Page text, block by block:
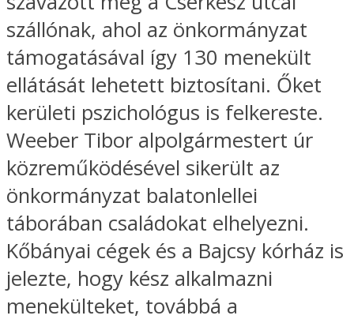
szállónak, ahol az önkormányzat
támogatásával így 130 menekült
ellátását lehetett biztosítani. Őket
kerületi pszichológus is felkereste.
Weeber Tibor alpolgármestert úr
közreműködésével sikerült az
önkormányzat balatonlellei
táborában családokat elhelyezni.
Kőbányai cégek és a Bajcsy kórház is
jelezte, hogy kész alkalmazni
menekülteket, továbbá a